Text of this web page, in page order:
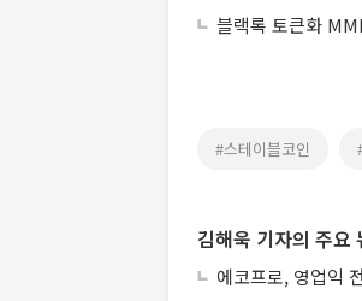
블랙록 토큰화
#스테이블코인
김해욱 기자의 주요
에코프로, 영업익